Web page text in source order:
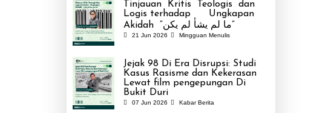
Tinjauan Kritis Teologis dan
Logis terhadap Ungkapan
Akidah “ما لم يشأ لم يكن”
21 Jun 2026 Mingguan Menulis
Jejak 98 Di Era Disrupsi: Studi
Kasus Rasisme dan Kekerasan
Lewat film pengepungan Di
Bukit Duri
07 Jun 2026 Kabar Berita